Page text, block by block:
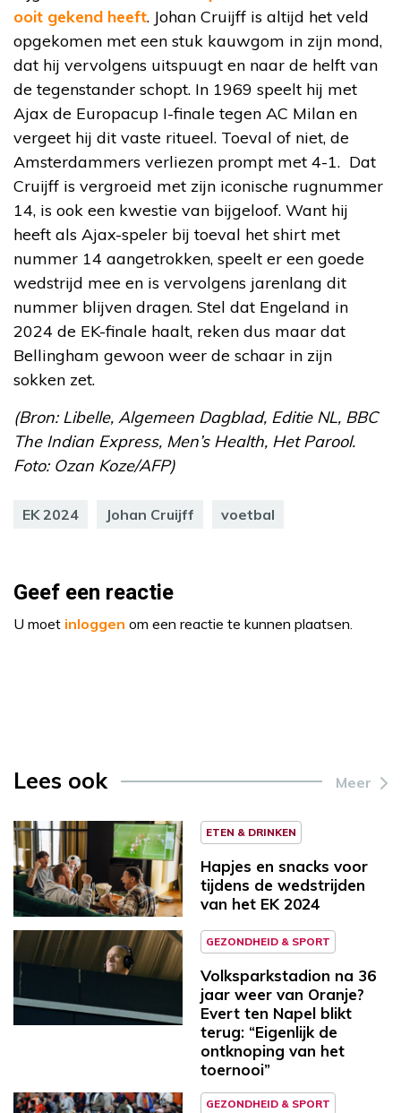
ooit gekend heeft. Johan Cruijff is altijd het veld
opgekomen met een stuk kauwgom in zijn mond,
dat hij vervolgens uitspuugt en naar de helft van
de tegenstander schopt. In 1969 speelt hij met
Ajax de Europacup I-finale tegen AC Milan en
vergeet hij dit vaste ritueel. Toeval of niet, de
Amsterdammers verliezen prompt met 4-1. Dat
Cruijff is vergroeid met zijn iconische rugnummer
14, is ook een kwestie van bijgeloof. Want hij
heeft als Ajax-speler bij toeval het shirt met
nummer 14 aangetrokken, speelt er een goede
wedstrijd mee en is vervolgens jarenlang dit
nummer blijven dragen. Stel dat Engeland in
2024 de EK-finale haalt, reken dus maar dat
Bellingham gewoon weer de schaar in zijn
sokken zet.
(Bron: Libelle, Algemeen Dagblad, Editie NL, BBC
The Indian Express, Men’s Health, Het Parool.
Foto: Ozan Koze/AFP)
EK 2024 Johan Cruijff voetbal
Geef een reactie
U moet inloggen om een reactie te kunnen plaatsen.
Lees ook Meer
ETEN & DRINKEN
Hapjes en snacks voor
tijdens de wedstrijden
van het EK 2024
GEZONDHEID & SPORT
Volksparkstadion na 36
jaar weer van Oranje?
Evert ten Napel blikt
terug: “Eigenlijk de
ontknoping van het
toernooi”
GEZONDHEID & SPORT